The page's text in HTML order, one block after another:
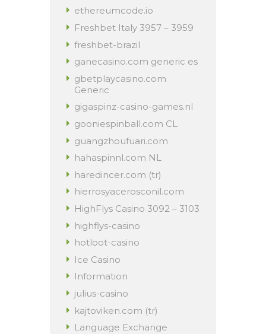
ethereumcode.io
Freshbet Italy 3957 – 3959
freshbet-brazil
ganecasino.com generic es
gbetplaycasino.com
Generic
gigaspinz-casino-games.nl
gooniespinball.com CL
guangzhoufuari.com
hahaspinnl.com NL
haredincer.com (tr)
hierrosyacerosconil.com
HighFlys Casino 3092 – 3103
highflys-casino
hotloot-casino
Ice Casino
Information
julius-casino
kajtoviken.com (tr)
Language Exchange